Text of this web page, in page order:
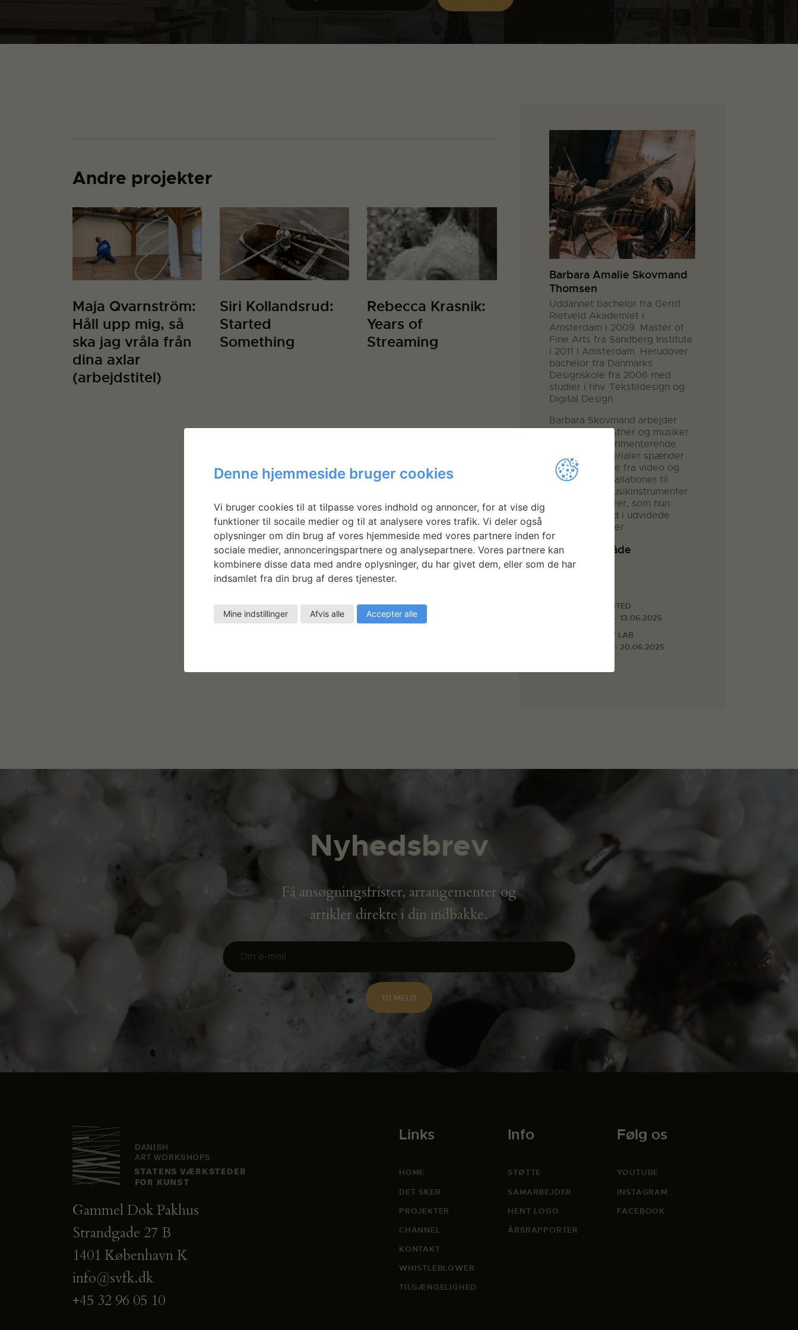
Andre projekter
Maja Qvarnström:
Håll upp mig, så
ska jag vråla från
dina axlar
(arbejdstitel)
Siri Kollandsrud:
Started
Something
Rebecca Krasnik:
Years of
Streaming
Barbara Amalie Skovmand
Thomsen
Uddannet bachelor fra Gerrit
Rietveld Akademiet i
Amsterdam i 2009. Master of
Fine Arts fra Sandberg Institute
i 2011 i Amsterdam. Herudover
bachelor fra Danmarks
Designskole fra 2006 med
studier i hhv. Tekstildesign og
Digital Design.
Barbara Skovmand arbejder
som billedkunstner og musiker.
Med en eksperimenterende
tilgang til materialer spænder
hendes arbejde fra video og
immersive installationer til
udvikling af musikinstrumenter
/ klangskulpturer, som hun
performer med i udvidede
koncertformater.
Arbejdsområde
Billedkunst
TRÆVÆRKSTED
28.04.2025 - 13.06.2025
SOUND ART LAB
28.04.2025 - 20.06.2025
Nyhedsbrev
Få ansøgningsfrister, arrangementer og
artikler direkte i din indbakke.
Gammel Dok Pakhus
Strandgade 27 B
1401 København K
info@svfk.dk
+45 32 96 05 10
Links
HOME
DET SKER
PROJEKTER
CHANNEL
KONTAKT
WHISTLEBLOWER
TILGÆNGELIGHED
Info
STØTTE
SAMARBEJDER
HENT LOGO
ÅRSRAPPORTER
Følg os
YOUTUBE
INSTAGRAM
FACEBOOK
Denne hjemmeside bruger cookies
Vi bruger cookies til at tilpasse vores indhold og annoncer, for at vise dig
funktioner til socaile medier og til at analysere vores trafik. Vi deler også
oplysninger om din brug af vores hjemmeside med vores partnere inden for
sociale medier, annonceringspartnere og analysepartnere. Vores partnere kan
kombinere disse data med andre oplysninger, du har givet dem, eller som de har
indsamlet fra din brug af deres tjenester.
Mine indstillinger Afvis alle Accepter alle